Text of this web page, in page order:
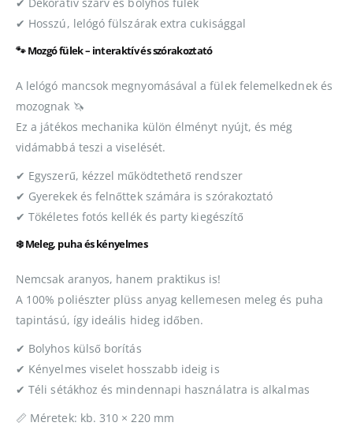
✔ Hosszú, lelógó fülszárak extra cukisággal
🐾 Mozgó fülek – interaktív és szórakoztató
A lelógó mancsok megnyomásával a fülek felemelkednek és
mozognak 🦄
Ez a játékos mechanika külön élményt nyújt, és még
vidámabbá teszi a viselését.
✔ Egyszerű, kézzel működtethető rendszer
✔ Gyerekek és felnőttek számára is szórakoztató
✔ Tökéletes fotós kellék és party kiegészítő
❄️ Meleg, puha és kényelmes
Nemcsak aranyos, hanem praktikus is!
A 100% poliészter plüss anyag kellemesen meleg és puha
tapintású, így ideális hideg időben.
✔ Bolyhos külső borítás
✔ Kényelmes viselet hosszabb ideig is
✔ Téli sétákhoz és mindennapi használatra is alkalmas
📏 Méretek: kb. 310 × 220 mm